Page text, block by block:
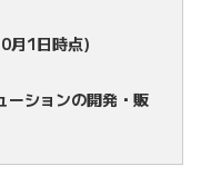
月1日時点)
ーションの開発・販